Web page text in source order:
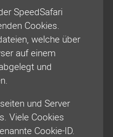
SpeedSafari
Cookies.
welche über
auf einem
und
und Server
Viele Cookies
Cookie-ID.